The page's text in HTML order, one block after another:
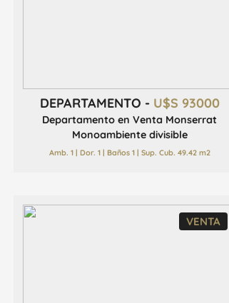
DEPARTAMENTO - U$S 93000
Departamento en Venta Monserrat
Monoambiente divisible
Amb. 1 | Dor. 1 | Baños 1 | Sup. Cub. 49.42 m2
VENTA